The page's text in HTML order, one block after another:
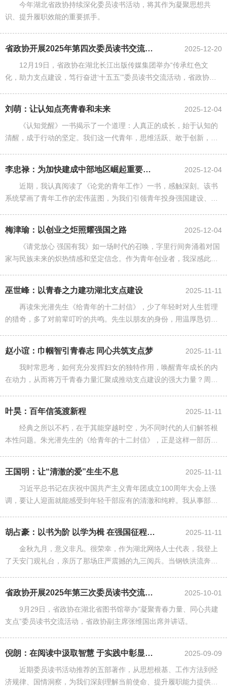
今年湖北省政协持续深化委员读书活动，将其作为凝聚思想共
识、提升履职效能的重要抓手。
省政协开展2025年第四次委员读书交流活动
2025-12-20
12月19日，省政协在湖北长江出版传媒集团举办“传承红色文
化，助力支点建设，笃行奋进‘十五五’”委员读书交流活动，省政协副
刘萌：让认知点亮青春和未来
2025-12-04
《认知觉醒》一书揭示了一个道理：人真正的成长，始于认知的
清醒，成于行动的坚定。我们这一代青年，思维活跃、敢于创新，但
李忠禄：为加快建成中部地区崛起重要战略支点贡献民航青年力量
2025-12-04
近期，我认真阅读了《论党的青年工作》一书，感触深刻。该书
系统擘画了青年工作的宏伟蓝图，为我们引领青年投身强国建设、民
梅津瑜：以创业之炬照耀强国之路
2025-12-04
《请党放心 强国有我》如一场时代的召唤，字里行间奔涌着对国
家与民族未来的炽热情感和坚定信念。作为青年创业者，我深感此书
巫世峰：以青春之力建功湖北支点建设
2025-11-11
再读朱光潜先生《给青年的十二封信》，少了年轻时对人生哲理
的猎奇，多了对前辈叮咛的共鸣。先生以朋友的身份，用温厚恳切的
赵小谊：巾帼智引青春志 同心共筑支点梦
2025-11-11
我时常思考，如何充分发挥妇女的独特作用，唤醒青年成长的内
在动力，从而将万千青春力量汇聚成推动支点建设的强大力量？周岭
叶昊：百年信笺渡新程
2025-11-11
经典之所以不朽，在于其能穿越时空，为不同时代的人们解答根
本性问题。朱光潜先生的《给青年的十二封信》，正是这样一部历久
王国明：让“清澈的爱”生生不息
2025-11-11
习近平总书记在庆祝中国共产主义青年团成立100周年大会上强
调，要让人迎面就能感受到年轻干部应有的清澈和纯粹。我从事部队
胡占豪：以书为阶 以学为楫 在强国征程中谱写青春华章
2025-11-11
金秋九月，意义非凡。很荣幸，作为湖北网络人士代表，我登上
了天安门观礼台，亲历了那场庄严震撼的九三阅兵。当钢铁洪流奔涌
省政协开展2025年第三次委员读书交流活动
2025-10-01
9月29日，省政协在湖北省图书馆举办“凝聚青春力量、同心共建
支点”委员读书交流活动，省政协副主席张维国出席并讲话。
倪朗：在阅读中汲取智慧 于实践中彰显担当
2025-09-09
近期委员读书活动推荐的五部著作，从思想根基、工作方法到经
济规律、国情洞察，为我们深刻理解当前使命、提升履职能力提供了